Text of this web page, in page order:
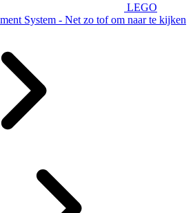
LEGO
System - Net zo tof om naar te kijken